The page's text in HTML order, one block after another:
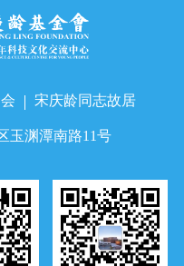
宋庆龄同志故居
玉渊潭南路11号